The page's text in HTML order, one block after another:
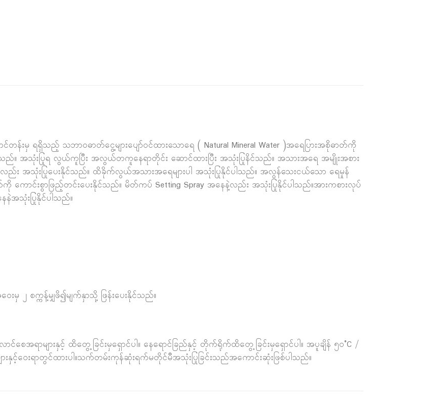
တန်းမှ ရရှိသည့် သဘာဝဓာတ်ငွေ့များပျော်ဝင်ထားသောရေ ( Natural Mineral Water )အရေပြားအစိုဓာတ်ကို
ေသည်။ အသုံးပြုရ လွယ်ကူပြီး အလွယ်တကူနေရာတိုင်း ဆောင်ထားပြီး အသုံးပြုနိင်သည်။ အသားအရေ အမျိုးအစား
လည်း အသုံးပြုပေးနိုင်သည်။ ထိခိုက်လွယ်အသားအရေများပါ အသုံးပြုနိုင်ပါသည်။ အလွန်သေးငယ်သော ရေမှုန်
ကောင်းစွာဖြည့်တင်းပေးနိုင်သည်။ မိတ်ကပ် Setting Spray အနေနဲ့လည်း အသုံးပြုနိုင်ပါသည်။အားကစားလုပ်
ေနဲအသုံးပြုနိုင်ပါသည်။
၂ စက္ကန့်မျှဖိ၍မျက်နှာသို့ ဖြန်းပေးနိုင်သည်။
င်စေ‌အရာများနှင့် ထိတွေ့ခြင်းမှရှောင်ပါ။ နေရောင်ခြည်နှင့် တိုက်ရိုက်ထိတွေ့ခြင်းမှရှောင်ပါ။ အပူချိန် ၅၀°C /
ားနှင့်ဝေးရာတွင်ထားပါ။သက်တမ်းကုန်ဆုံးရက်မတိုင်မီအသုံးပြုခြင်းသည်အကောင်းဆုံးဖြစ်ပါသည်။